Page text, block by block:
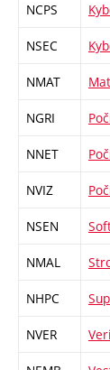
NCPS
NSEC
NMAT
NGRI
NNET
NVIZ
NSEN
NMAL
NHPC
NVER